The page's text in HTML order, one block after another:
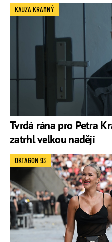
Tvrdá rána pro Petra
zatrhl velkou naději
KAUZA KRAMNÝ
OKTAGON 93